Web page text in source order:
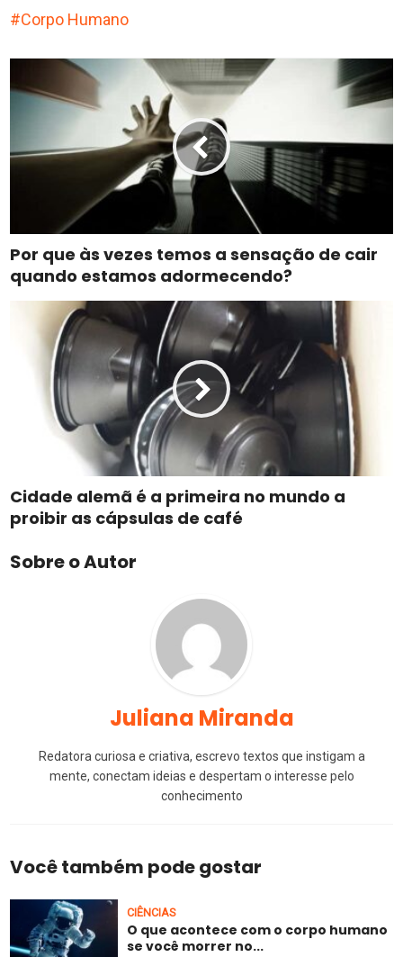
Corpo Humano
Por que às vezes temos a sensação de cair
quando estamos adormecendo?
Cidade alemã é a primeira no mundo a
proibir as cápsulas de café
Sobre o Autor
Juliana Miranda
Redatora curiosa e criativa, escrevo textos que instigam a
mente, conectam ideias e despertam o interesse pelo
conhecimento
Você também pode gostar
CIÊNCIAS
O que acontece com o corpo humano
se você morrer no...